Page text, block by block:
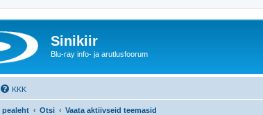
Sinikiir
Blu-ray info- ja arutlusfoorum
KKK
pealeht Otsi Vaata aktiivseid teemasid